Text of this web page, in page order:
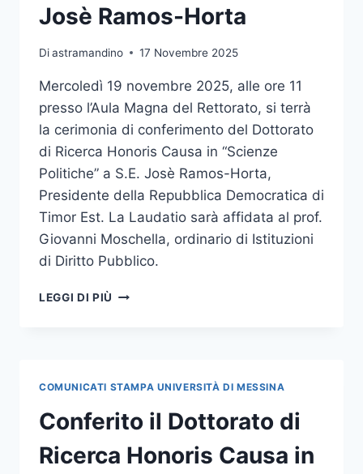
TIMOR
JOSÈ
HORTA
Josè Ramos-Horta
Diastramandino 17 Novembre 2025
Mercoledì 19 novembre 2025, alle ore 11
presso l’Aula Magna del Rettorato, si terrà
la cerimonia di conferimento del Dottorato
di Ricerca Honoris Causa in “Scienze
Politiche” a S.E. Josè Ramos-Horta,
Presidente della Repubblica Democratica di
Timor Est. La Laudatio sarà affidata al prof.
Giovanni Moschella, ordinario di Istituzioni
di Diritto Pubblico.
LEGGI DI PIÙ CONFERIMENTO
IN
“SCIENZE
POLITICHE”
A
COMUNICATI STAMPA UNIVERSITÀ DI MESSINA
Conferito il Dottorato di
Ricerca Honoris Causa in